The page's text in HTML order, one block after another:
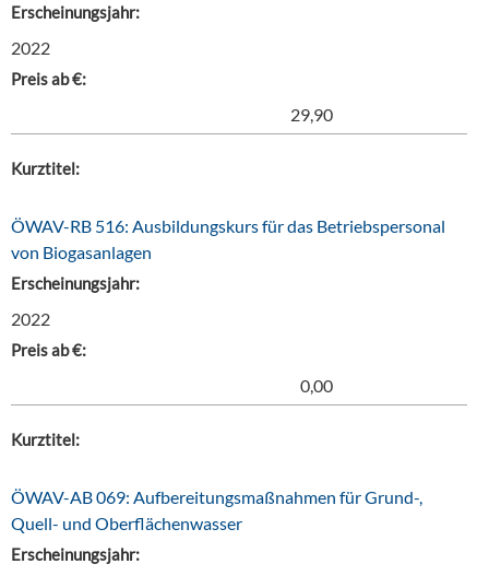
Erscheinungsjahr:
2022
Preis ab €:
29,90
Kurztitel:
ÖWAV-RB 516: Ausbildungskurs für das Betriebspersonal
von Biogasanlagen
Erscheinungsjahr:
2022
Preis ab €:
0,00
Kurztitel:
ÖWAV-AB 069: Aufbereitungsmaßnahmen für Grund-,
Quell- und Oberflächenwasser
Erscheinungsjahr: